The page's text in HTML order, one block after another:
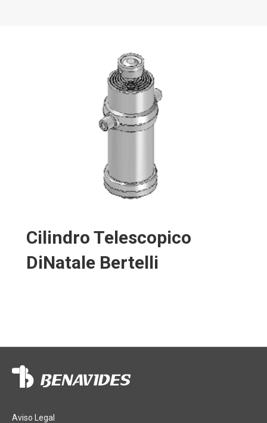
Cilindro Telescopico
DiNatale Bertelli
Aviso Legal